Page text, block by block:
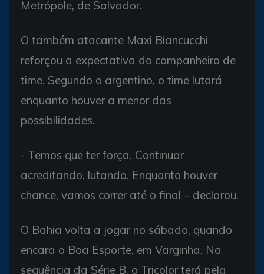
Metrópole, de Salvador.
O também atacante Maxi Biancucchi
reforçou a expectativa do companheiro de
time. Segundo o argentino, o time lutará
enquanto houver a menor das
possibilidades.
- Temos que ter força. Continuar
acreditando, lutando. Enquanto houver
chance, vamos correr até o final – declarou.
O Bahia volta a jogar no sábado, quando
encara o Boa Esporte, em Varginha. Na
sequência da Série B, o Tricolor terá pela